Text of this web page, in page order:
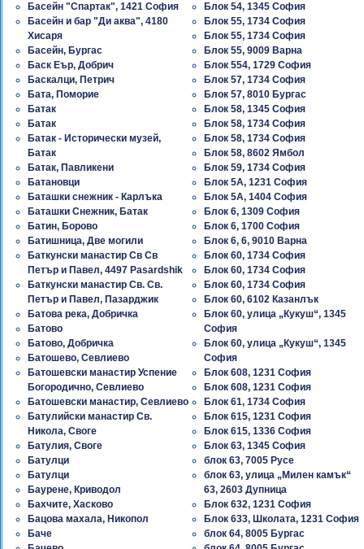
Басейн "Спартак", 1421 София
Басейн и бар "Ди аква", 4180
Хисаря
Басейн, Бургас
Баск Еър, Добрич
Баскалци, Петрич
Бата, Поморие
Батак
Батак
Батак - Исторически музей,
Батак
Батак, Павликени
Батановци
Баташки снежник - Карлъка
Баташки Снежник, Батак
Батин, Борово
Батишница, Две могили
Баткунски манастир Св Св
Петър и Павел, 4497 Pasardshik
Баткунски манастир Св. Св.
Петър и Павел, Пазарджик
Батова река, Добричка
Батово
Батово, Добричка
Батошево, Севлиево
Батошевски манастир Успение
Богородично, Севлиево
Батошевски манастир, Севлиево
Батулийски манастир Св.
Никола, Своге
Батулия, Своге
Батулци
Батулци
Баурене, Криводол
Бахчите, Хасково
Бацова махала, Никопол
Баче
Блок 54, 1345 София
Блок 55, 1734 София
Блок 55, 1734 София
Блок 55, 9009 Варна
Блок 554, 1729 София
Блок 57, 1734 София
Блок 57, 8010 Бургас
Блок 58, 1345 София
Блок 58, 1734 София
Блок 58, 1734 София
Блок 58, 8602 Ямбол
Блок 59, 1734 София
Блок 5А, 1231 София
Блок 5А, 1404 София
Блок 6, 1309 София
Блок 6, 1700 София
Блок 6, 6, 9010 Варна
Блок 60, 1734 София
Блок 60, 1734 София
Блок 60, 1734 София
Блок 60, 6102 Казанлък
Блок 60, улица „Кукуш“, 1345
София
Блок 60, улица „Кукуш“, 1345
София
Блок 608, 1231 София
Блок 608, 1231 София
Блок 61, 1734 София
Блок 615, 1231 София
Блок 615, 1336 София
Блок 63, 1345 София
блок 63, 7005 Русе
блок 63, улица „Милен камък“
63, 2603 Дупница
Блок 632, 1231 София
Блок 633, Школата, 1231 София
блок 64, 8005 Бургас